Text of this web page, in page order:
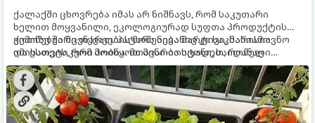
ქალაქში ცხოვრება იმას არ ნიშნავს, რომ საკუთარი
ხელით მოყვანილი, ეკოლოგიურად სუფთა პროდუქტის
გემოზე უარი თქვათ. პატარა აივანიც კი საკმარისია
იმისათვის, რომ მოიწყოთ მინი-ბოსტანი, საიდანაც
ყოველდღიურად ახალ, არომატულ მწვანილსა და
ბოსტნეულს მოკრეფთ.
ქოთნებში მცენარეების მოშენება მარტივი, სასიამოვნო
და ესთეტიკური ჰობია. მთავარია იცოდეთ, რომელი
კულტურები ეგუებიან ქოთნის პირობებს ყველაზე კარგად
და როგორ მოუაროთ მათ სწორად.